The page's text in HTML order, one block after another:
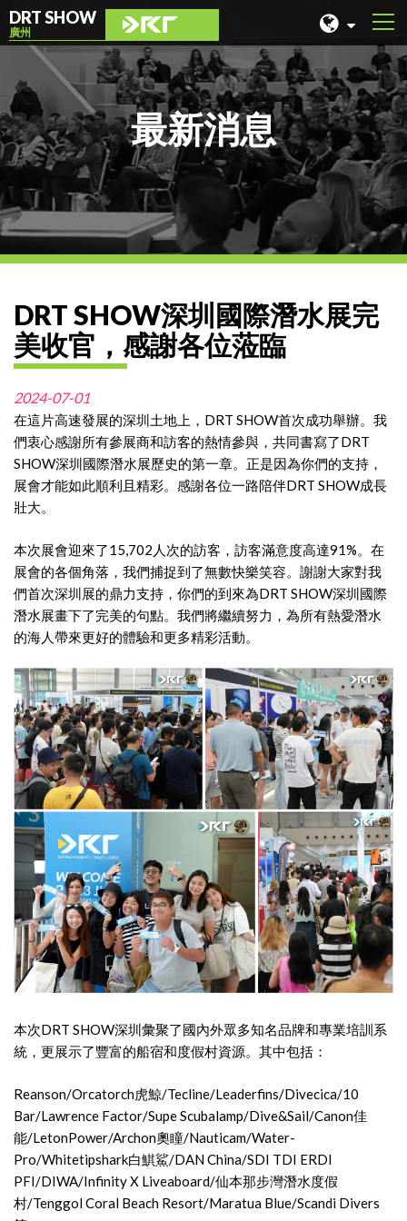
DRT SHOW
廣州
馬來西亞
上海
台灣
印尼
北京
菲律賓
香港
最新消息
DRT SHOW深圳國際潛水展完
美收官，感謝各位蒞臨
2024-07-01
在這片高速發展的深圳土地上，DRT SHOW首次成功舉辦。我
們衷心感謝所有參展商和訪客的熱情參與，共同書寫了DRT
SHOW深圳國際潛水展歷史的第一章。正是因為你們的支持，
展會才能如此順利且精彩。感謝各位一路陪伴DRT SHOW成長
壯大。
本次展會迎來了15,702人次的訪客，訪客滿意度高達91%。在
展會的各個角落，我們捕捉到了無數快樂笑容。謝謝大家對我
們首次深圳展的鼎力支持，你們的到來為DRT SHOW深圳國際
潛水展畫下了完美的句點。我們將繼續努力，為所有熱愛潛水
的海人帶來更好的體驗和更多精彩活動。
本次DRT SHOW深圳彙聚了國內外眾多知名品牌和專業培訓系
統，更展示了豐富的船宿和度假村資源。其中包括：
Reanson/Orcatorch虎鯨/Tecline/Leaderfins/Divecica/10
Bar/Lawrence Factor/Supe Scubalamp/Dive&Sail/Canon佳
能/LetonPower/Archon奧瞳/Nauticam/Water-
Pro/Whitetipshark白鯕鯊/DAN China/SDI TDI ERDI
PFI/DIWA/Infinity X Liveaboard/仙本那步灣潛水度假
村/Tenggol Coral Beach Resort/Maratua Blue/Scandi Divers